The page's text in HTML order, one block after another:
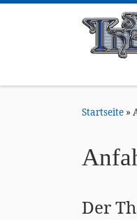
Zum Inhalt springen
Startseite »
Der